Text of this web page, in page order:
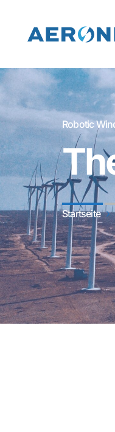
Robotic
Startseite